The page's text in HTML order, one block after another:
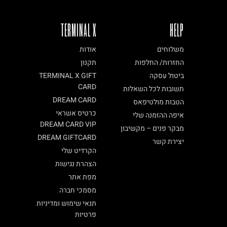
TERMINAL X
אודות
תקנון
TERMINAL X GIFT
CARD
DREAM CARD
כרטיס אשראי
DREAM CARD VIP
DREAM GIFTCARD
הקרדיט שלי
הצהרת נגישות
מפת אתר
מסמכי חברה
תנאי שימוש ומדיניות
פרטיות
HELP
משלוחים
החזרות/ החלפות
ביטול עסקה
תשובות לכל השאלות
הטבות מולטיפאס
איפה ההזמנה שלי
מבקר פנים – מקשיבון
יצירת קשר